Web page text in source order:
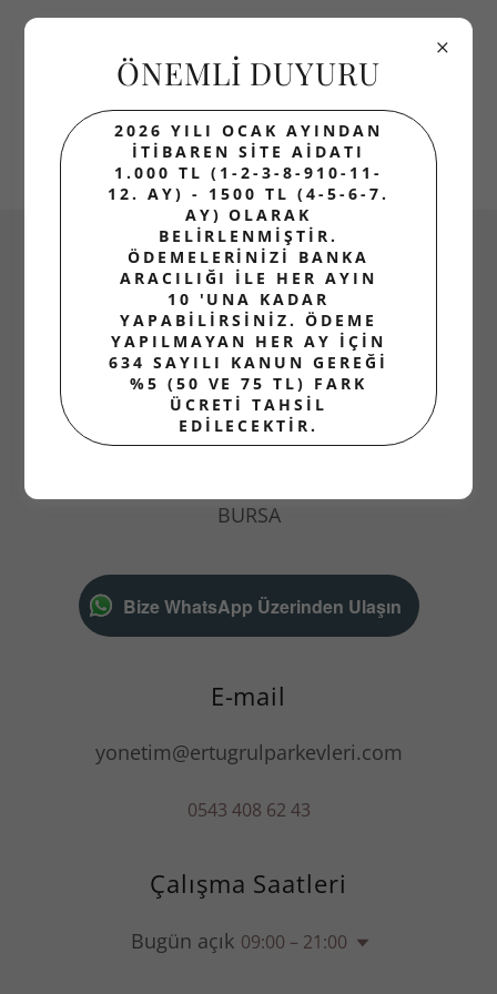
ERTUĞRULPARK
EVLERİ
SİTE YÖNETİMİ
NİLÜFER/BURSA/TÜ
RKİYE
BIZE ULAŞIN
ERTUĞRULPARKEVLERİ SİTE
YÖNETİMİ
ERTUĞRUL MAH. ELMAS(270) SK.
ERTUĞRULPARK EVLERİ SİTESİ NO:17/A
BURSA
Bize WhatsApp Üzerinden Ulaşın
E-mail
yonetim@ertugrulparkevleri.com
0543 408 62 43
Çalışma Saatleri
Bugün açık 09:00 – 21:00
ÖNEMLİ DUYURU
2026 YILI OCAK AYINDAN
İTİBAREN SİTE AİDATI
1.000 TL (1-2-3-8-910-11-
12. AY) - 1500 TL (4-5-6-7.
AY) OLARAK
BELİRLENMİŞTİR.
ÖDEMELERİNİZİ BANKA
ARACILIĞI İLE HER AYIN
10 'UNA KADAR
YAPABİLİRSİNİZ. ÖDEME
YAPILMAYAN HER AY İÇİN
634 SAYILI KANUN GEREĞİ
%5 (50 VE 75 TL) FARK
ÜCRETİ TAHSİL
EDİLECEKTİR.